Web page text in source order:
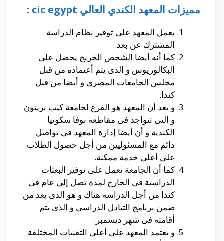
مميزات المعهد الكندي العالي cic egypt :
يعمل المعهد على توفير نظام الدراسة
المشترك عن بعد.
كما أنه أيضا الشخص الخريج يحصل على
البكالوريوس و الذى يتم أعتماده من قبل
مجلس الجامعات المصرى و أيضا من قبل
كندا.
و يعد أن المعهد هو الفرع لجامعة كيب بريتون
و التى تتواجد فى مقاطعة نوفا سكوتيا
الكندية و أن أيضا إدارة المعهد فى تواصل
دائم مع المسئوليين من أجل حصول الطلاب
على أعلى خدمة ممكنة.
كما أن الجامعة تعمل على توفير البعثات
الدراسية فى الخارج لمدة تصل إلى عام فى
كندا من أجل الدراسة هناك و هو الذى يعد من
ضمن برنامج التبادل الدراسى و الذى يتم
أقامته فى شهر ديسمبر.
و يعتمد المعهد على أعلى التقنيات المختلفة